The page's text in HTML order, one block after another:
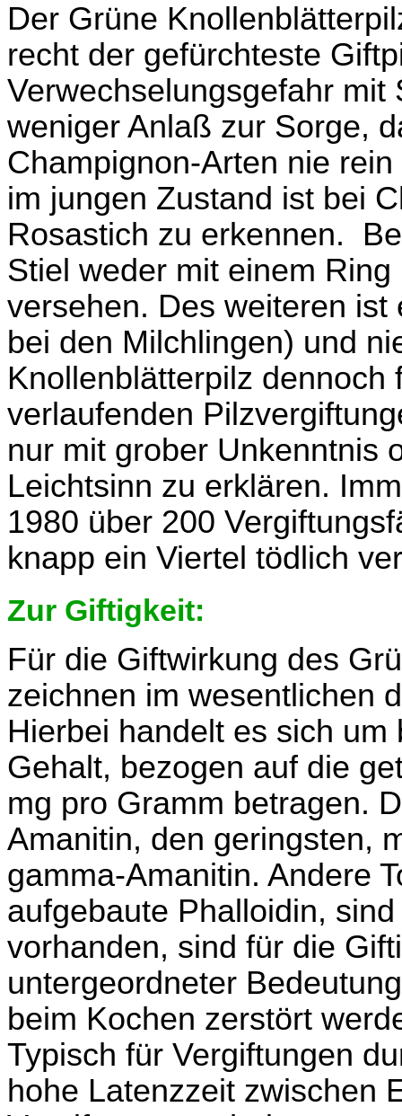
Der Grüne
recht der gefürchteste
Verwechselungsgefahr
weniger Anlaß zur Sorge,
Champignon-Arten nie
im jungen Zustand ist bei
Rosastich zu erkennen.
Stiel weder mit einem
versehen. Des weiteren
bei den Milchlingen) und
Knollenblätterpilz
verlaufenden
nur mit grober Unkenntnis
Leichtsinn zu erklären.
1980 über 200
knapp ein Viertel tödlich
Zur Giftigkeit:
Für die Giftwirkung des
zeichnen im wesentlichen
Hierbei handelt es sich
Gehalt, bezogen auf die
mg pro Gramm betragen.
Amanitin, den geringsten,
gamma-Amanitin. Andere
aufgebaute Phalloidin,
vorhanden, sind für die
untergeordneter
beim Kochen zerstört
Typisch für Vergiftungen
hohe Latenzzeit zwischen